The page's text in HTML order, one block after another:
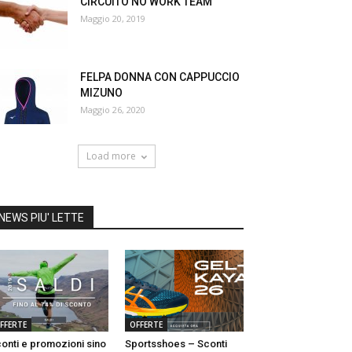
Maggio 20, 2019
FELPA DONNA CON CAPPUCCIO
MIZUNO
Maggio 26, 2020
Load more
PIU' LETTE
e promozioni sino
OFFERTE
Sportsshoes – Sconti